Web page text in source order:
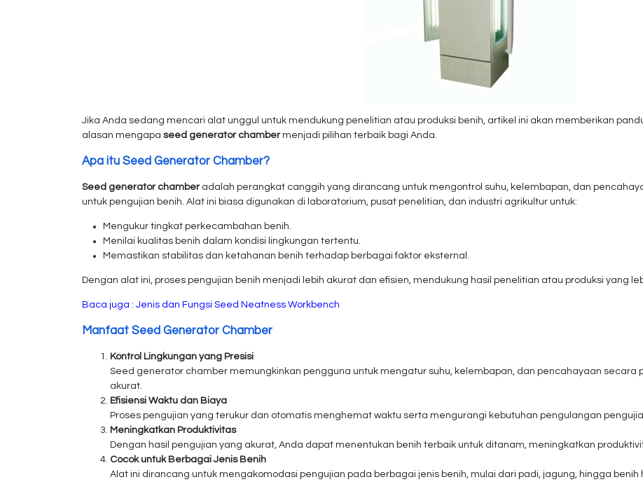
Jika Anda sedang mencari alat unggul untuk mendukung penelitian atau produksi benih, artikel ini akan memberikan
alasan mengapa seed generator chambermenjadi pilihan terbaik bagi Anda.
Apa itu Seed Generator Chamber?
Seed generator chamberadalah perangkat canggih yang dirancang untuk mengontrol suhu, kelembapan, dan
untuk pengujian benih. Alat ini biasa digunakan di laboratorium, pusat penelitian, dan industri agrikultur untuk:
Mengukur tingkat perkecambahan benih.
Menilai kualitas benih dalam kondisi lingkungan tertentu.
Memastikan stabilitas dan ketahanan benih terhadap berbagai faktor eksternal.
Dengan alat ini, proses pengujian benih menjadi lebih akurat dan efisien, mendukung hasil penelitian atau produksi yang
Baca juga : Jenis dan Fungsi Seed Neatness Workbench
Manfaat Seed Generator Chamber
Kontrol Lingkungan yang Presisi
Seed generator chamber memungkinkan pengguna untuk mengatur suhu, kelembapan, dan pencahayaan secara
akurat.
Efisiensi Waktu dan Biaya
Proses pengujian yang terukur dan otomatis menghemat waktu serta mengurangi kebutuhan pengulangan
Meningkatkan Produktivitas
Dengan hasil pengujian yang akurat, Anda dapat menentukan benih terbaik untuk ditanam, meningkatkan
Cocok untuk Berbagai Jenis Benih
Alat ini dirancang untuk mengakomodasi pengujian pada berbagai jenis benih, mulai dari padi, jagung, hingga benih